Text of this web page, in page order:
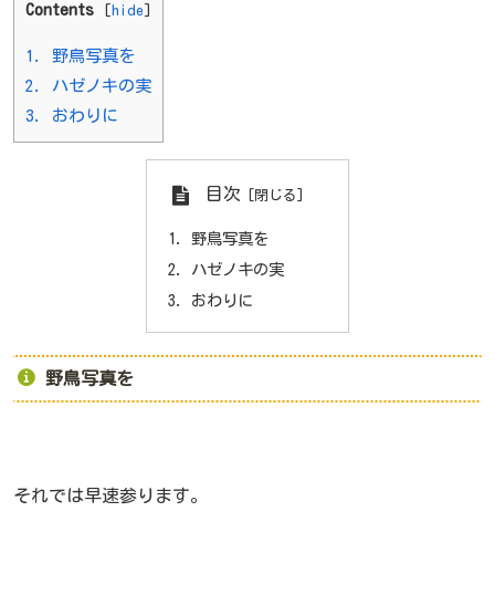
Contents [ hide ]
1.
野鳥写真を
2.
ハゼノキの実
3.
おわりに
目次
野鳥写真を
ハゼノキの実
おわりに
野鳥写真を
それでは早速参ります。